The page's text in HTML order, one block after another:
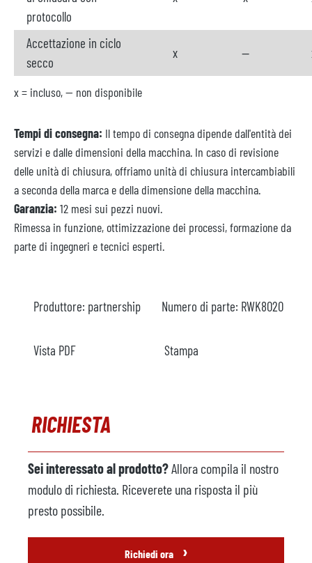
protocollo
Accettazione in ciclo
secco
x --
x = incluso, -- non disponibile
Tempi di consegna: Il tempo di consegna dipende dall'entità dei
servizi e dalle dimensioni della macchina. In caso di revisione
delle unità di chiusura, offriamo unità di chiusura intercambiabili
a seconda della marca e della dimensione della macchina.
Garanzia: 12 mesi sui pezzi nuovi.
Rimessa in funzione, ottimizzazione dei processi, formazione da
parte di ingegneri e tecnici esperti.
Produttore: partnership Numero di parte: RWK8020
Vista PDF Stampa
RICHIESTA
Sei interessato al prodotto?Allora compila il nostro
modulo di richiesta. Riceverete una risposta il più
presto possibile.
Richiedi ora ›